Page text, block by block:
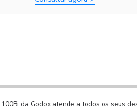
da Godox atende a todos os seus